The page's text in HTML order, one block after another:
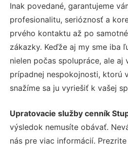
Inak povedané, garantujeme
profesionalitu, serióznosť a
prvého kontaktu až po
zákazky. Keďže aj my sme iba
nielen počas spolupráce, ale aj
prípadnej nespokojnosti, ktorú
snažíme sa ju vyriešiť k vašej
Upratovacie služby cenník
výsledok nemusíte obávať.
nás pre viac informácií.